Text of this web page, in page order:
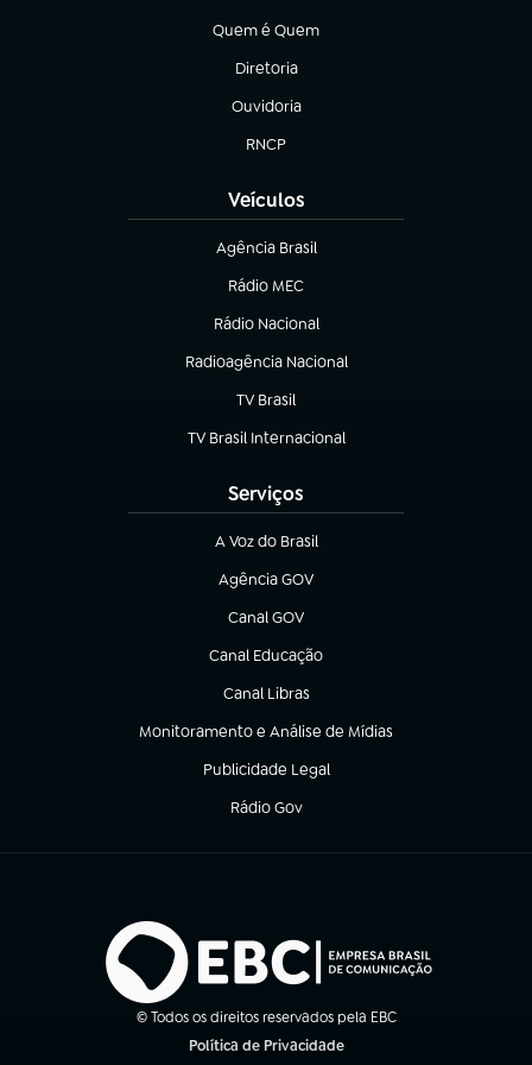
Quem é Quem
(abre em nova aba)
Diretoria
(abre em nova aba)
Ouvidoria
(abre em nova aba)
RNCP
(abre em nova aba)
Veículos
Agência Brasil
(abre em nova aba)
Rádio MEC
(abre em nova aba)
Rádio Nacional
Radioagência Nacional
(abre em nova aba)
TV Brasil
(abre em nova aba)
TV Brasil Internacional
(abre em nova aba)
Serviços
A Voz do Brasil
(abre em nova aba)
Agência GOV
(abre em nova aba)
Canal GOV
(abre em nova aba)
Canal Educação
(abre em nova aba)
Canal Libras
(abre em nova aba)
Monitoramento e Análise de Mídias
(abre em nova aba)
Publicidade Legal
(abre em nova aba)
Rádio Gov
(abre em nova aba)
© Todos os direitos reservados pela EBC
Política de Privacidade